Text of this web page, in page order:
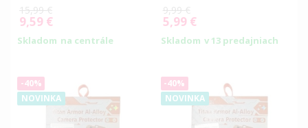
15,99 €
Special
9,59 €
Skladom na centrále
9,99 €
Special
5,99 €
Skladom v 13 predajniach
-40%
NOVINKA
-40%
NOVINKA